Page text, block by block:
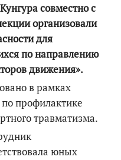
совместно с
организовали
для
по направлению
движения».
в рамках
профилактике
травматизма.
юных